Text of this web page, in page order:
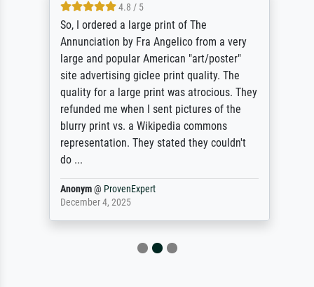
4.8 / 5
So, I ordered a large print of The
Annunciation by Fra Angelico from a very
large and popular American "art/poster"
site advertising giclee print quality. The
quality for a large print was atrocious. They
refunded me when I sent pictures of the
blurry print vs. a Wikipedia commons
representation. They stated they couldn't
do ...
Anonym@ ProvenExpert
December 4, 2025